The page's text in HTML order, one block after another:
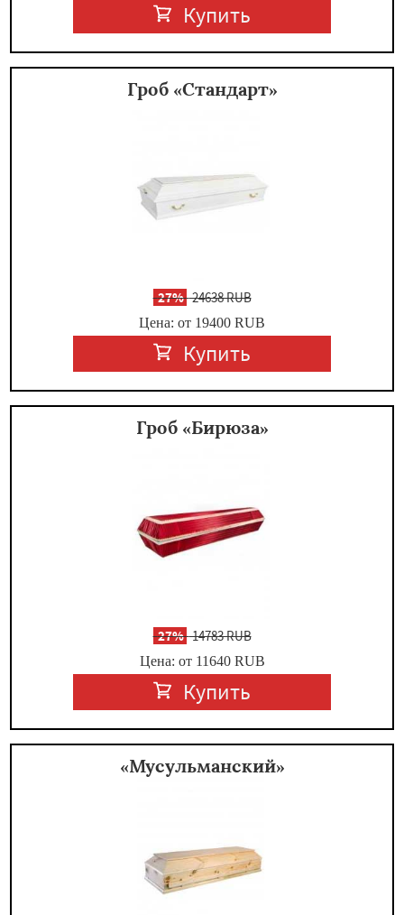
Купить
Гроб «Стандарт»
-27%24638 RUB
Цена: от 19400 RUB
Купить
Гроб «Бирюза»
-27%14783 RUB
Цена: от 11640 RUB
Купить
«Мусульманский»